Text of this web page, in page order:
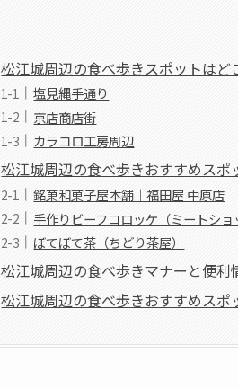
松江城周辺の食べ歩きスポットはど
塩見縄手通り
京店商店街
カラコロ工房周辺
松江城周辺の食べ歩きおすすめスポ
銘菓和菓子屋本舗｜福田屋 中原店
手作りビーフコロッケ（ミートシ
ぼてぼて茶（ちどり茶屋）
松江城周辺の食べ歩きマナーと便利
松江城周辺の食べ歩きおすすめスポ